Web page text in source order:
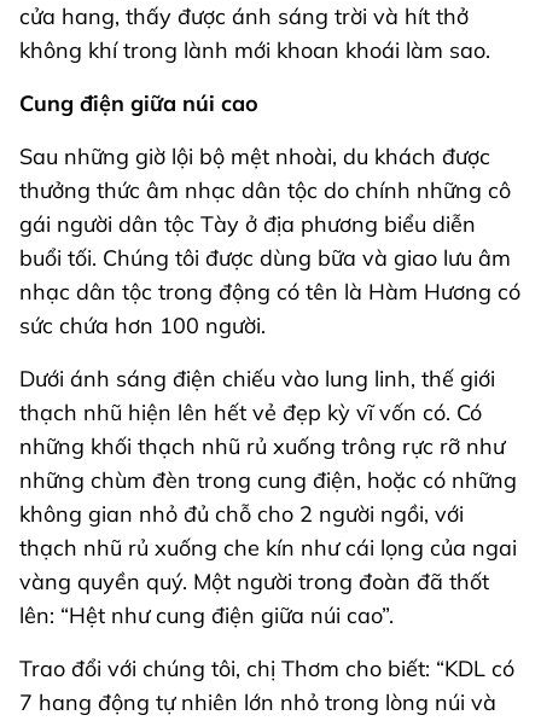
cửa hang, thấy được ánh sáng trời và hít thở
không khí trong lành mới khoan khoái làm sao.
Cung điện giữa núi cao
Sau những giờ lội bộ mệt nhoài, du khách được
thưởng thức âm nhạc dân tộc do chính những cô
gái người dân tộc Tày ở địa phương biểu diễn
buổi tối. Chúng tôi được dùng bữa và giao lưu âm
nhạc dân tộc trong động có tên là Hàm Hương có
sức chứa hơn 100 người.
Dưới ánh sáng điện chiếu vào lung linh, thế giới
thạch nhũ hiện lên hết vẻ đẹp kỳ vĩ vốn có. Có
những khối thạch nhũ rủ xuống trông rực rỡ như
những chùm đèn trong cung điện, hoặc có những
không gian nhỏ đủ chỗ cho 2 người ngồi, với
thạch nhũ rủ xuống che kín như cái lọng của ngai
vàng quyền quý. Một người trong đoàn đã thốt
lên: “Hệt như cung điện giữa núi cao”.
Trao đổi với chúng tôi, chị Thơm cho biết: “KDL có
7 hang động tự nhiên lớn nhỏ trong lòng núi và